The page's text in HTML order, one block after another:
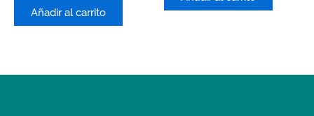
Añadir al carrito